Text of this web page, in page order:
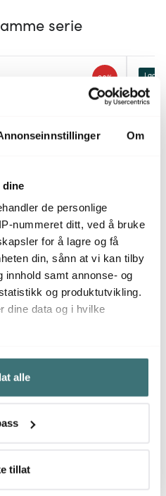
Om
dine
de personlige
nummeret ditt, ved å bruke
for å lagre og få
din, sånn at vi kan tilby
innhold samt annonse- og
og produktutvikling.
dine data og i hvilke
gjerne:
den geografiske
kan være nøyaktig innenfor
ved å aktivt skanne den for
om hvordan dine personlige
alle
tillat
serie
Kähler
Hammershøi
rødvinsglass 49 cl 2 stk
grønn
244 kr 339 kr
28%
På lager
også liker